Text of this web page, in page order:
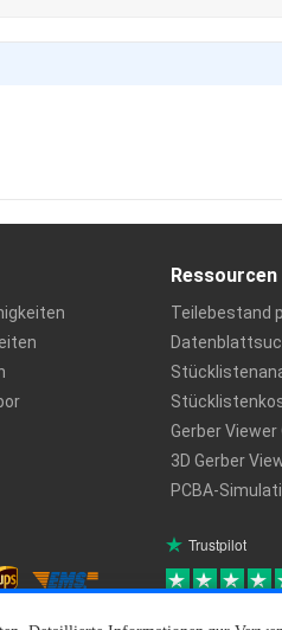
Ressourcen
Teilebestand
Gerber Viewer
3D Gerber
PCBA-
Trustpilot